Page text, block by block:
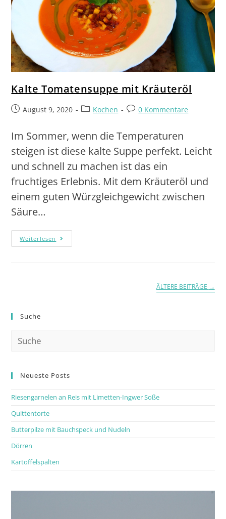
Kalte Tomatensuppe mit Kräuteröl
August 9, 2020 Kochen 0 Kommentare
Im Sommer, wenn die Temperaturen
steigen ist diese kalte Suppe perfekt. Leicht
und schnell zu machen ist das ein
fruchtiges Erlebnis. Mit dem Kräuteröl und
einem guten Würzgleichgewicht zwischen
Säure…
Weiterlesen
ÄLTERE BEITRÄGE →
Suche
Neueste Posts
Riesengarnelen an Reis mit Limetten-Ingwer Soße
Quittentorte
Butterpilze mit Bauchspeck und Nudeln
Dörren
Kartoffelspalten